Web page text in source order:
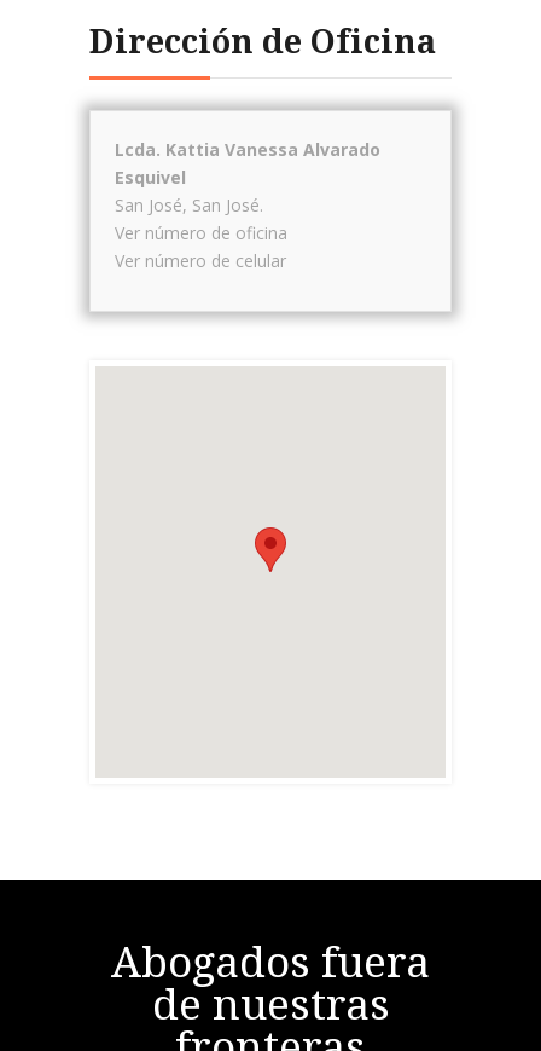
Dirección de Oficina
Lcda. Kattia Vanessa Alvarado
Esquivel
San José, San José.
Ver número de oficina
Ver número de celular
Abogados fuera
de nuestras